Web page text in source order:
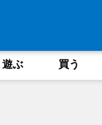
ぶ 買う